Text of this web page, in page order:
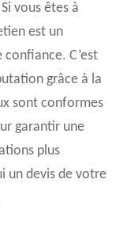
vous êtes à
est un
C’est
grâce à la
sont conformes
garantir une
plus
un devis de votre